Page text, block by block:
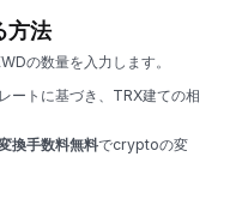
方法
の数量を入力します。
ートに基づき、TRX建ての相
換手数料無料でcryptoの変